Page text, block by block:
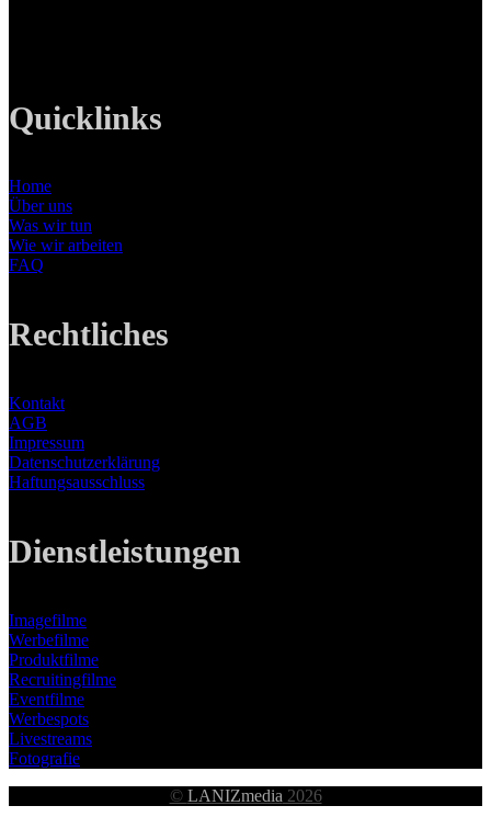
Quicklinks
Home
Über uns
Was wir tun
Wie wir arbeiten
FAQ
Rechtliches
Kontakt
AGB
Impressum
Datenschutzerklärung
Haftungsausschluss
Dienstleistungen
Imagefilme
Werbefilme
Produktfilme
Recruitingfilme
Eventfilme
Werbespots
Livestreams
Fotografie
© LANIZmedia 2026